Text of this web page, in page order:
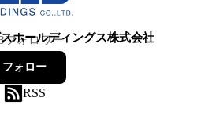
ホールディングス株式会社
フォロワー
フォロー
RSS